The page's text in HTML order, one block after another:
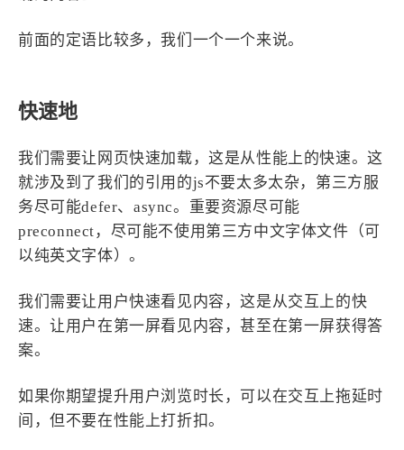
前面的定语比较多，我们一个一个来说。
快速地
我们需要让网页快速加载，这是从性能上的快速。这
就涉及到了我们的引用的js不要太多太杂，第三方服
务尽可能defer、async。重要资源尽可能
preconnect，尽可能不使用第三方中文字体文件（可
以纯英文字体）。
我们需要让用户快速看见内容，这是从交互上的快
速。让用户在第一屏看见内容，甚至在第一屏获得答
案。
如果你期望提升用户浏览时长，可以在交互上拖延时
间，但不要在性能上打折扣。